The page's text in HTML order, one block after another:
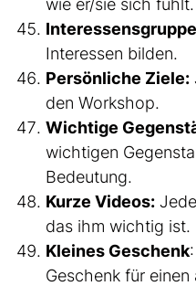
Interessen bilden.
Persönliche Ziele:
den Workshop.
Wichtige
wichtigen
Bedeutung.
Kurze Videos:
das ihm wichtig ist.
Kleines Geschenk
Geschenk für einen